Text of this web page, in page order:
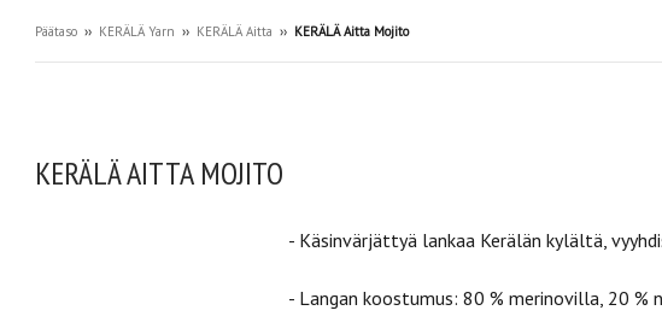
Päätaso ›› KERÄLÄ Yarn ›› KERÄLÄ Aitta ›› KERÄLÄ Aitta Mojito
KERÄLÄ AITTA MOJITO
- Käsinvärjättyä lankaa Kerälän kylältä,
- Langan koostumus: 80 % merinovilla, 20 %